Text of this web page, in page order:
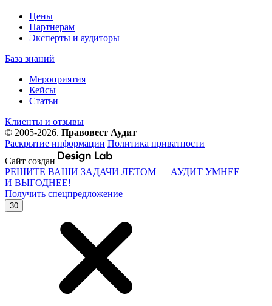
Цены
Партнерам
Эксперты и аудиторы
База знаний
Мероприятия
Кейсы
Статьи
Клиенты и отзывы
© 2005-2026. Правовест Аудит
Раскрытие информации Политика приватности
Сайт создан
РЕШИТЕ ВАШИ ЗАДАЧИ ЛЕТОМ — АУДИТ УМНЕЕ
И ВЫГОДНЕЕ!
Получить спецпредложение
30